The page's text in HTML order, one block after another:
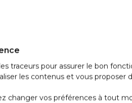
traceurs pour assurer le bon
les contenus et vous proposer
changer vos préférences à tout